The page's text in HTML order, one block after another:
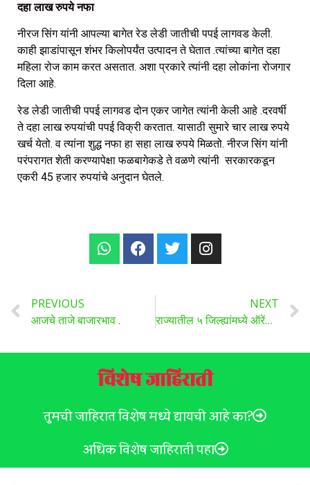
दहा लाख रुपये नफा
नीरज सिंग यांनी आपल्या बागेत रेड लेडी जातीची पपई लागवड केली.
काही झाडांपासून शंभर किलोपर्यंत उत्पादन ते घेतात .त्यांच्या बागेत दहा
महिला रोज काम करत असतात. अशा प्रकारे त्यांनी दहा लोकांना रोजगार
दिला आहे.
रेड लेडी जातीची पपई लागवड दोन एकर जागेत त्यांनी केली आहे .दरवर्षी
ते दहा लाख रुपयांची पपई विक्री करतात. यासाठी सुमारे चार लाख रुपये
खर्च येतो. व त्यांना शुद्ध नफा हा सहा लाख रुपये मिळतो. नीरज सिंग यांनी
परंपरागत शेती करण्यापेक्षा फळबागेकडे ते वळणे त्यांनी सरकारकडून
एकरी 45 हजार रुपयांचे अनुदान घेतले.
PREVIOUS
आजचे ताजे बाजारभाव .
NEXT
राज्यातील ५ जिल्ह्यांमध्ये ऑरेंज अलर्ट, हवामान विभागाचा अंदाज वाचा सविस्तर ..
विशेष जाहिराती
तुमची जाहिरात विशेष मध्ये द्यायची आहे का?
अधिक विशेष जाहिराती पहा